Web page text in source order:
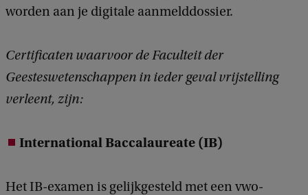
worden aan je digitale aanmelddossier.
Certificaten waarvoor de Faculteit der
Geesteswetenschappen in ieder geval vrijstelling
verleent, zijn:
International Baccalaureate (IB)
Het IB-examen is gelijkgesteld met een vwo-